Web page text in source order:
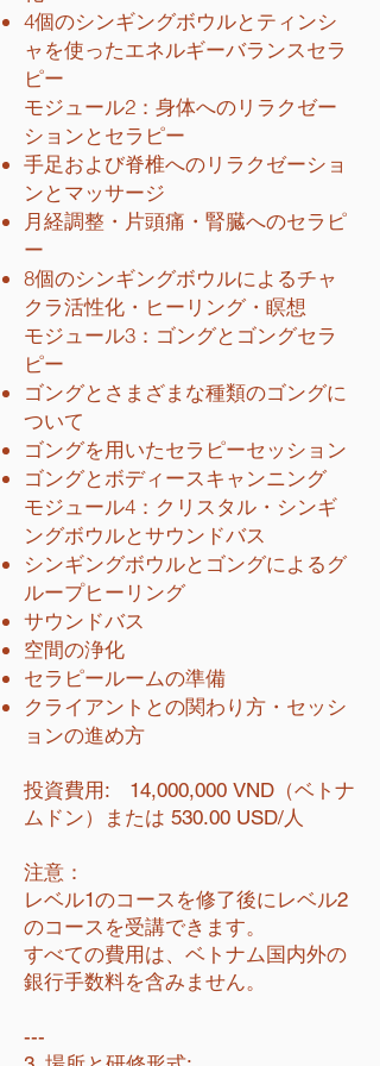
4個のシンギングボウルとティンシ
ャを使ったエネルギーバランスセラ
ピー
モジュール2：身体へのリラクゼー
ションとセラピー
手足および脊椎へのリラクゼーショ
ンとマッサージ
月経調整・片頭痛・腎臓へのセラピ
ー
8個のシンギングボウルによるチャ
クラ活性化・ヒーリング・瞑想
モジュール3：ゴングとゴングセラ
ピー
ゴングとさまざまな種類のゴングに
ついて
ゴングを用いたセラピーセッション
ゴングとボディースキャンニング
モジュール4：クリスタル・シンギ
ングボウルとサウンドバス
シンギングボウルとゴングによるグ
ループヒーリング
サウンドバス
空間の浄化
セラピールームの準備
クライアントとの関わり方・セッシ
ョンの進め方
投資費用: 14,000,000 VND（ベトナ
ムドン）または 530.00 USD/人
注意：
レベル1のコースを修了後にレベル2
のコースを受講できます。
すべての費用は、ベトナム国内外の
銀行手数料を含みません。
---